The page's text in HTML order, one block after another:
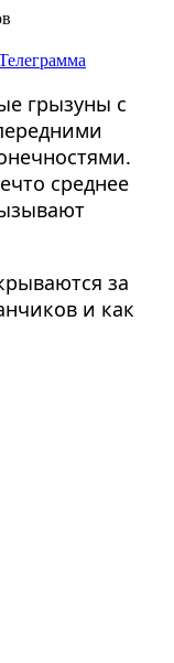
грызуны с
среднее
за
и как